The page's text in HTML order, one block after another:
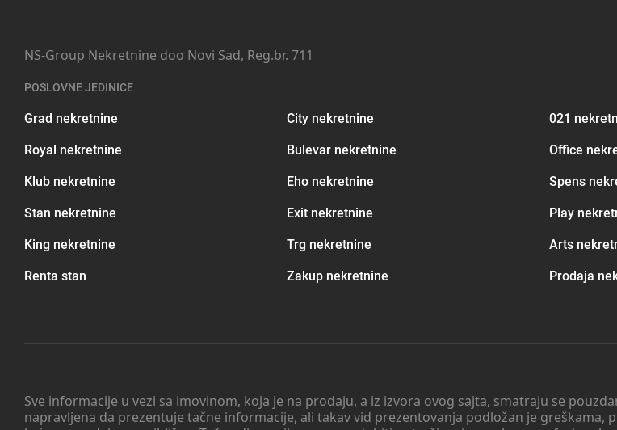
Sve informacije u vezi sa imovinom, koja je na prodaju, a iz izvora ovog sajta, smatraju se
napravljena da prezentuje tačne informacije, ali takav vid prezentovanja podložan je greškama,
NS-Group Nekretnine doo Novi Sad, Reg.br. 711
POSLOVNE JEDINICE
Grad nekretnine City nekretnine 021
Royal nekretnine Bulevar nekretnine Office
Klub nekretnine Eho nekretnine Spens
Stan nekretnine Exit nekretnine Play
King nekretnine Trg nekretnine Arts
Renta stan Zakup nekretnine Prodaja